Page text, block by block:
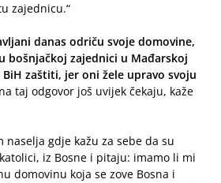
zajednicu.“
danas odriču svoje domovine,
bošnjačkoj zajednici u Mađarskoj
zaštiti, jer oni žele upravo svoju
taj odgovor još uvijek čekaju, kaže
naselja gdje kažu za sebe da su
iz Bosne i pitaju: imamo li mi
domovinu koja se zove Bosna i